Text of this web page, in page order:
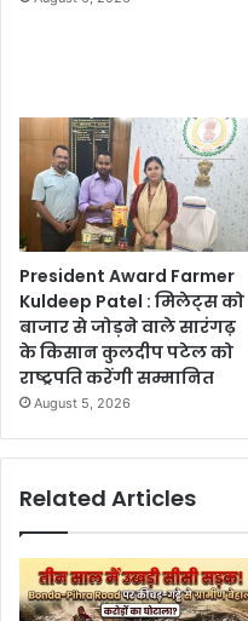
President Award Farmer
Kuldeep Patel : मिलेट्स को
बाजार से जोड़ने वाले सारंगढ़
के किसान कुलदीप पटेल को
राष्ट्रपति करेंगी सम्मानित
August 5, 2026
Related Articles